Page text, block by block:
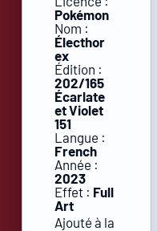
Pokémon
Nom :
Électhor
ex
Édition :
202/165
Écarlate
et Violet
151
Langue :
French
Année :
2023
Effet : Full
Art
Ajouté à la